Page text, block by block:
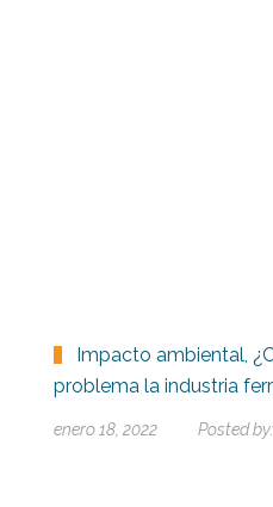
Impacto ambiental,
problema la industria
enero 18, 2022 Posted by: